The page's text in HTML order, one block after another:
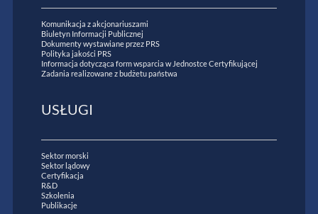
Komunikacja z akcjonariuszami
Biuletyn Informacji Publicznej
Dokumenty wystawiane przez PRS
Polityka jakości PRS
Informacja dotycząca form wsparcia w Jednostce Certyfikującej
Zadania realizowane z budżetu państwa
USŁUGI
Sektor morski
Sektor lądowy
Certyfikacja
R&D
Szkolenia
Publikacje